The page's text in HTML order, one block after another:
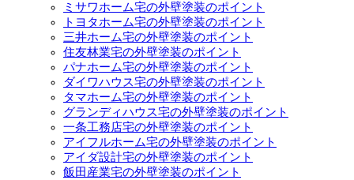
ミサワホーム宅の外壁塗装のポイント
トヨタホーム宅の外壁塗装のポイント
三井ホーム宅の外壁塗装のポイント
住友林業宅の外壁塗装のポイント
パナホーム宅の外壁塗装のポイント
ダイワハウス宅の外壁塗装のポイント
タマホーム宅の外壁塗装のポイント
グランディハウス宅の外壁塗装のポイント
一条工務店宅の外壁塗装のポイント
アイフルホーム宅の外壁塗装のポイント
アイダ設計宅の外壁塗装のポイント
飯田産業宅の外壁塗装のポイント